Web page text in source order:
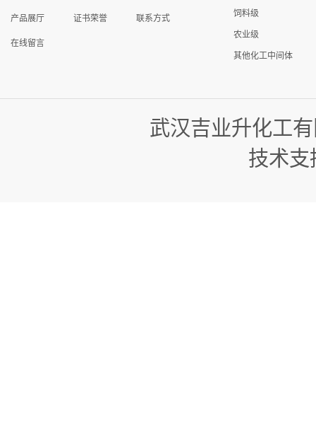
产品展厅 证书荣誉 联系方式
在线留言
饲料级
农业级
其他化工中间体
武汉吉业升化工
技术